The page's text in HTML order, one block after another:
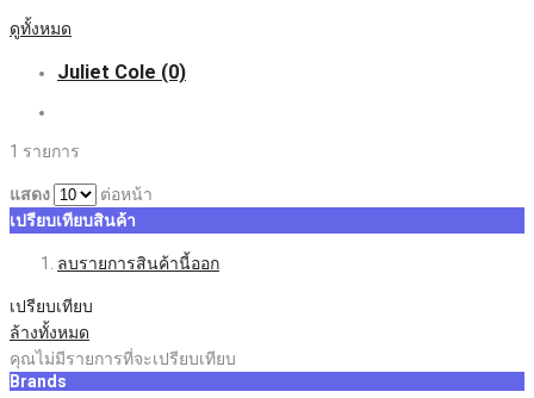
ดูทั้งหมด
Juliet Cole (0)
1 รายการ
แสดง
ต่อหน้า
เปรียบเทียบสินค้า
ลบรายการสินค้านี้ออก
เปรียบเทียบ
ล้างทั้งหมด
คุณไม่มีรายการที่จะเปรียบเทียบ
Brands